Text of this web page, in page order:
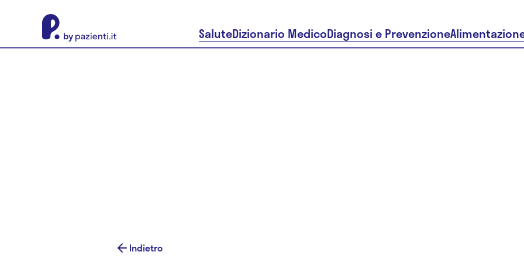
SaluteDizionario MedicoDiagnosi e Prevenzione
Indietro